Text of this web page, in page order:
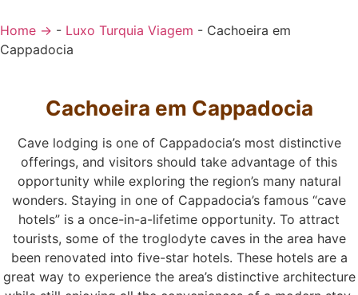
Home → - Luxo Turquia Viagem - Cachoeira em
Cappadocia
Cachoeira em Cappadocia
Cave lodging is one of Cappadocia’s most distinctive
offerings, and visitors should take advantage of this
opportunity while exploring the region’s many natural
wonders. Staying in one of Cappadocia’s famous “cave
hotels” is a once-in-a-lifetime opportunity. To attract
tourists, some of the troglodyte caves in the area have
been renovated into five-star hotels. These hotels are a
great way to experience the area’s distinctive architecture